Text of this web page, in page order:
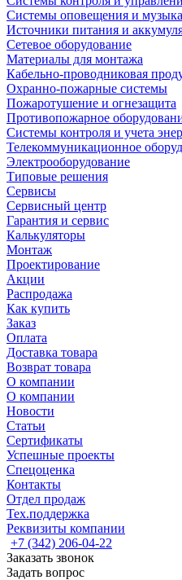
Системы оповещения и
Источники питания и
Сетевое оборудование
Материалы для монтажа
Кабельно-проводниковая
Охранно-пожарные системы
Пожаротушение и огнезащита
Противопожарное
Системы контроля и учета
Телекоммуникационное
Электрооборудование
Типовые решения
Сервисы
Сервисный центр
Гарантия и сервис
Калькуляторы
Монтаж
Проектирование
Акции
Распродажа
Как купить
Заказ
Оплата
Доставка товара
Возврат товара
О компании
О компании
Новости
Статьи
Сертификаты
Успешные проекты
Спецоценка
Контакты
Отдел продаж
Тех.поддержка
Реквизиты компании
+7 (342) 206-04-22
Заказать звонок
Задать вопрос